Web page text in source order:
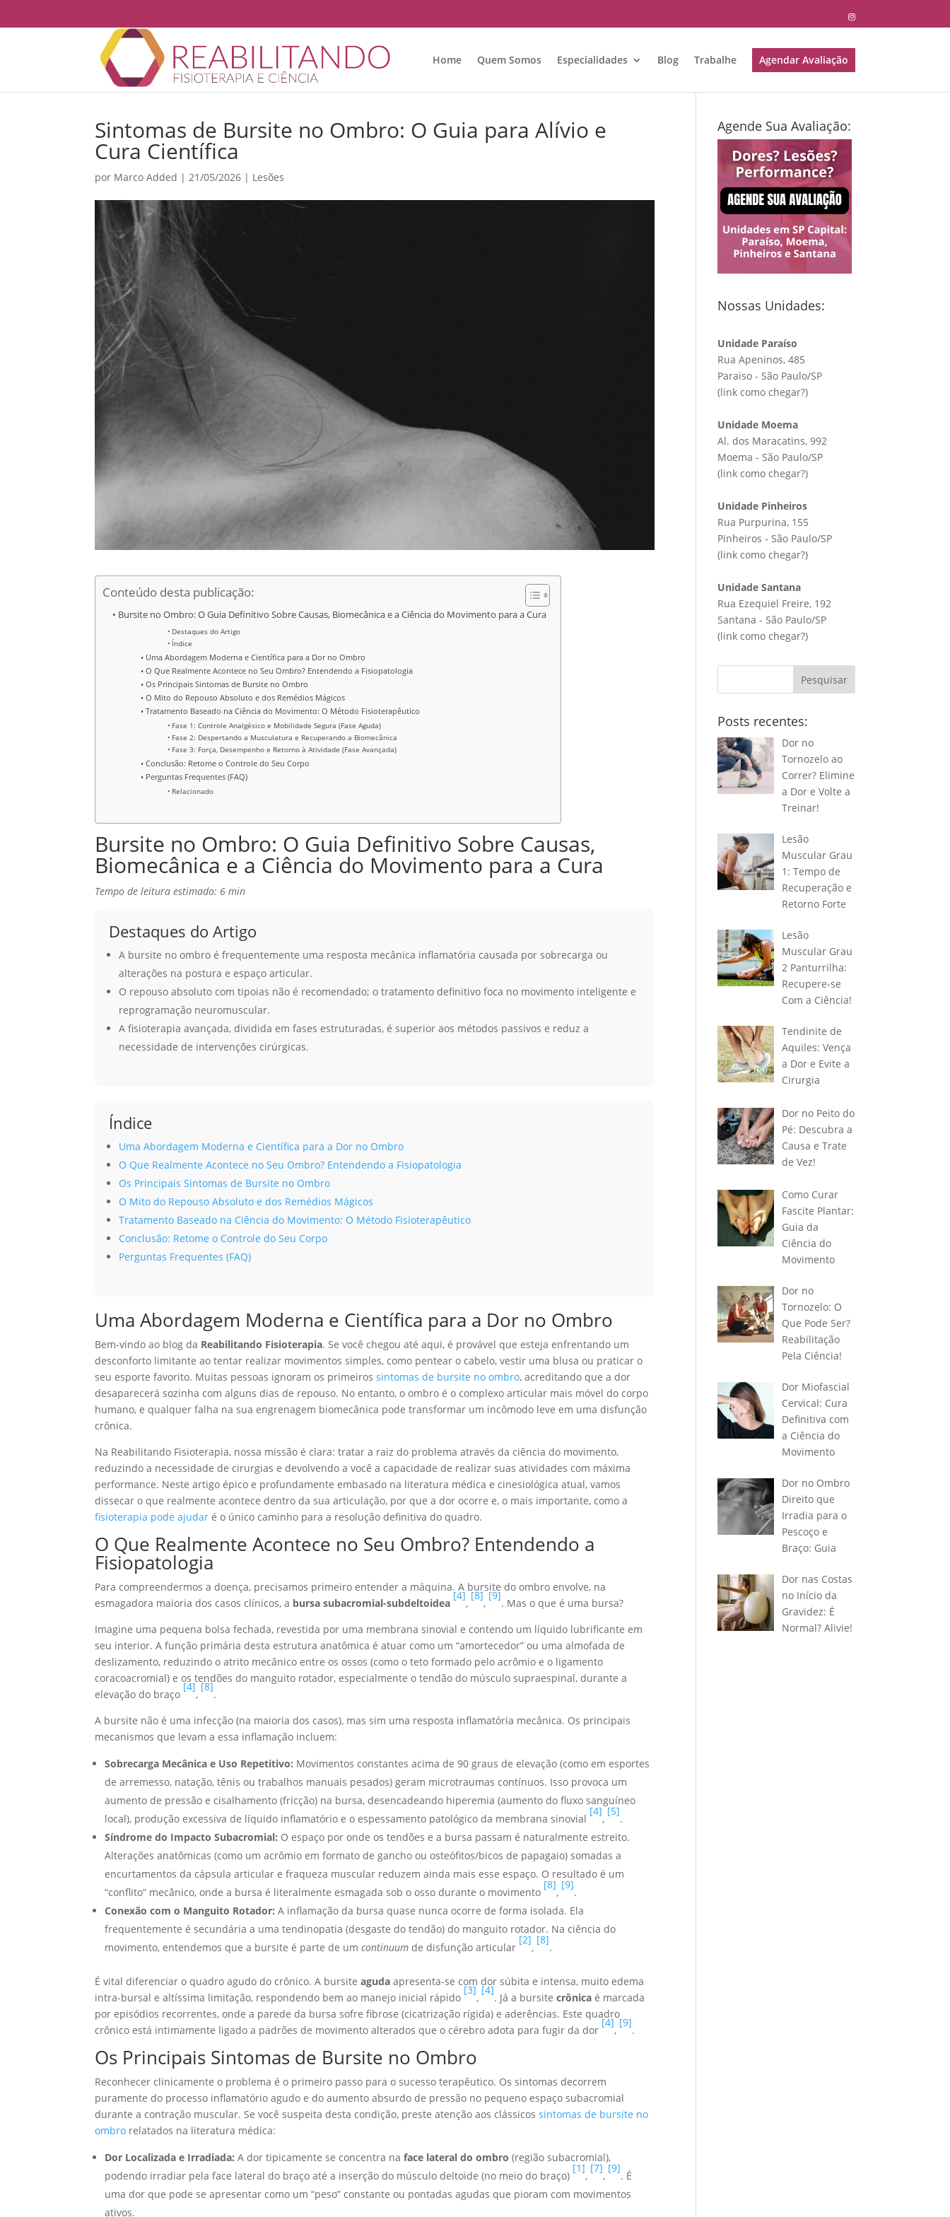
Home Quem Somos Especialidades Blog Trabalhe Agendar Avaliação
Sintomas de Bursite no Ombro: O Guia para Alívio e
Cura Científica
por Marco Added |21/05/2026 | Lesões
Conteúdo desta publicação:
Bursite no Ombro: O Guia Definitivo Sobre Causas, Biomecânica e a Ciência do Movimento para a Cura
Destaques do Artigo
Índice
Uma Abordagem Moderna e Científica para a Dor no Ombro
O Que Realmente Acontece no Seu Ombro? Entendendo a Fisiopatologia
Os Principais Sintomas de Bursite no Ombro
O Mito do Repouso Absoluto e dos Remédios Mágicos
Tratamento Baseado na Ciência do Movimento: O Método Fisioterapêutico
Fase 1: Controle Analgésico e Mobilidade Segura (Fase Aguda)
Fase 2: Despertando a Musculatura e Recuperando a Biomecânica
Fase 3: Força, Desempenho e Retorno à Atividade (Fase Avançada)
Conclusão: Retome o Controle do Seu Corpo
Perguntas Frequentes (FAQ)
Relacionado
Bursite no Ombro: O Guia Definitivo Sobre Causas,
Biomecânica e a Ciência do Movimento para a Cura
Tempo de leitura estimado: 6 min
Destaques do Artigo
A bursite no ombro é frequentemente uma resposta mecânica inflamatória causada por sobrecarga ou
alterações na postura e espaço articular.
O repouso absoluto com tipoias não é recomendado; o tratamento definitivo foca no movimento inteligente e
reprogramação neuromuscular.
A fisioterapia avançada, dividida em fases estruturadas, é superior aos métodos passivos e reduz a
necessidade de intervenções cirúrgicas.
Índice
Uma Abordagem Moderna e Científica para a Dor no Ombro
O Que Realmente Acontece no Seu Ombro? Entendendo a Fisiopatologia
Os Principais Sintomas de Bursite no Ombro
O Mito do Repouso Absoluto e dos Remédios Mágicos
Tratamento Baseado na Ciência do Movimento: O Método Fisioterapêutico
Conclusão: Retome o Controle do Seu Corpo
Perguntas Frequentes (FAQ)
Uma Abordagem Moderna e Científica para a Dor no Ombro
Bem-vindo ao blog da Reabilitando Fisioterapia. Se você chegou até aqui, é provável que esteja enfrentando um
desconforto limitante ao tentar realizar movimentos simples, como pentear o cabelo, vestir uma blusa ou praticar o
seu esporte favorito. Muitas pessoas ignoram os primeirossintomas de bursite no ombro, acreditando que a dor
desaparecerá sozinha com alguns dias de repouso. No entanto, o ombro é o complexo articular mais móvel do corpo
humano, e qualquer falha na sua engrenagem biomecânica pode transformar um incômodo leve em uma disfunção
crônica.
Na Reabilitando Fisioterapia, nossa missão é clara: tratar a raiz do problema através da ciência do movimento,
reduzindo a necessidade de cirurgias e devolvendo a você a capacidade de realizar suas atividades com máxima
performance. Neste artigo épico e profundamente embasado na literatura médica e cinesiológica atual, vamos
dissecar o que realmente acontece dentro da sua articulação, por que a dor ocorre e, o mais importante, como a
fisioterapia pode ajudar é o único caminho para a resolução definitiva do quadro.
O Que Realmente Acontece no Seu Ombro? Entendendo a
Fisiopatologia
Para compreendermos a doença, precisamos primeiro entender a máquina. A bursite do ombro envolve, na
esmagadora maioria dos casos clínicos, a bursa subacromial-subdeltoidea
[4]
,
[8]
,
[9]
. Mas o que é uma bursa?
Imagine uma pequena bolsa fechada, revestida por uma membrana sinovial e contendo um líquido lubrificante em
seu interior. A função primária desta estrutura anatômica é atuar como um “amortecedor” ou uma almofada de
deslizamento, reduzindo o atrito mecânico entre os ossos (como o teto formado pelo acrômio e o ligamento
coracoacromial) e os tendões do manguito rotador, especialmente o tendão do músculo supraespinal, durante a
elevação do braço
[4]
,
[8]
.
A bursite não é uma infecção (na maioria dos casos), mas sim uma resposta inflamatória mecânica. Os principais
mecanismos que levam a essa inflamação incluem:
Sobrecarga Mecânica e Uso Repetitivo: Movimentos constantes acima de 90 graus de elevação (como em esportes
de arremesso, natação, tênis ou trabalhos manuais pesados) geram microtraumas contínuos. Isso provoca um
aumento de pressão e cisalhamento (fricção) na bursa, desencadeando hiperemia (aumento do fluxo sanguíneo
local), produção excessiva de líquido inflamatório e o espessamento patológico da membrana sinovial
[4]
,
[5]
.
Síndrome do Impacto Subacromial: O espaço por onde os tendões e a bursa passam é naturalmente estreito.
Alterações anatômicas (como um acrômio em formato de gancho ou osteófitos/bicos de papagaio) somadas a
encurtamentos da cápsula articular e fraqueza muscular reduzem ainda mais esse espaço. O resultado é um
“conflito” mecânico, onde a bursa é literalmente esmagada sob o osso durante o movimento
[8]
,
[9]
.
Conexão com o Manguito Rotador: A inflamação da bursa quase nunca ocorre de forma isolada. Ela
frequentemente é secundária a uma tendinopatia (desgaste do tendão) do manguito rotador. Na ciência do
movimento, entendemos que a bursite é parte de umcontinuum de disfunção articular
[2]
,
[8]
.
É vital diferenciar o quadro agudo do crônico. A bursiteaguda apresenta-se com dor súbita e intensa, muito edema
intra-bursal e altíssima limitação, respondendo bem ao manejo inicial rápido
[3]
,
[4]
. Já a bursitecrônica é marcada
por episódios recorrentes, onde a parede da bursa sofre fibrose (cicatrização rígida) e aderências. Este quadro
crônico está intimamente ligado a padrões de movimento alterados que o cérebro adota para fugir da dor
[4]
,
[9]
.
Os Principais Sintomas de Bursite no Ombro
Reconhecer clinicamente o problema é o primeiro passo para o sucesso terapêutico. Os sintomas decorrem
puramente do processo inflamatório agudo e do aumento absurdo de pressão no pequeno espaço subacromial
durante a contração muscular. Se você suspeita desta condição, preste atenção aos clássicossintomas de bursite no
ombro relatados na literatura médica:
Dor Localizada e Irradiada: A dor tipicamente se concentra naface lateral do ombro (região subacromial),
podendo irradiar pela face lateral do braço até a inserção do músculo deltoide (no meio do braço)
[1]
,
[7]
,
[9]
. É
uma dor que pode se apresentar como um “peso” constante ou pontadas agudas que pioram com movimentos
ativos.
Agende Sua Avaliação:
Nossas Unidades:
Unidade Paraíso
Rua Apeninos, 485
Paraiso - São Paulo/SP
(linkcomo chegar?)
Unidade Moema
Al. dos Maracatins, 992
Moema - São Paulo/SP
(linkcomo chegar?)
Unidade Pinheiros
Rua Purpurina, 155
Pinheiros - São Paulo/SP
(linkcomo chegar?)
Unidade Santana
Rua Ezequiel Freire, 192
Santana - São Paulo/SP
(linkcomo chegar?)
Pesquisar
Posts recentes:
Dor no
Tornozelo ao
Correr? Elimine
a Dor e Volte a
Treinar!
Lesão
Muscular Grau
1: Tempo de
Recuperação e
Retorno Forte
Lesão
Muscular Grau
2 Panturrilha:
Recupere-se
Com a Ciência!
Tendinite de
Aquiles: Vença
a Dor e Evite a
Cirurgia
Dor no Peito do
Pé: Descubra a
Causa e Trate
de Vez!
Como Curar
Fascite Plantar:
Guia da
Ciência do
Movimento
Dor no
Tornozelo: O
Que Pode Ser?
Reabilitação
Pela Ciência!
Dor Miofascial
Cervical: Cura
Definitiva com
a Ciência do
Movimento
Dor no Ombro
Direito que
Irradia para o
Pescoço e
Braço: Guia
Dor nas Costas
no Início da
Gravidez: É
Normal? Alivie!